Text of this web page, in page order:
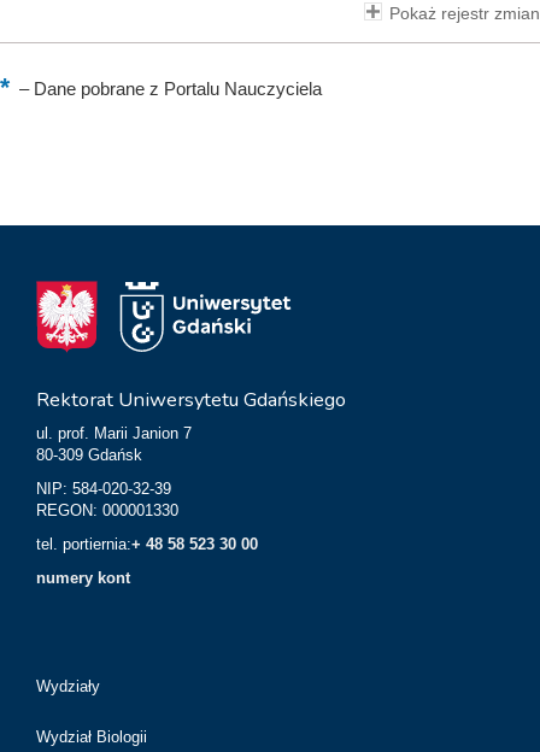
Pokaż rejestr zmian
–Dane pobrane z Portalu Nauczyciela
Rektorat Uniwersytetu Gdańskiego
ul. prof. Marii Janion 7
80-309 Gdańsk
NIP: 584-020-32-39
REGON: 000001330
tel. portiernia:+ 48 58 523 30 00
numery kont
Wydziały
Wydział Biologii